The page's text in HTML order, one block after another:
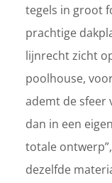
tegels in groot
prachtige
lijnrecht zicht
poolhouse,
ademt de sfeer
dan in een
totale
dezelfde